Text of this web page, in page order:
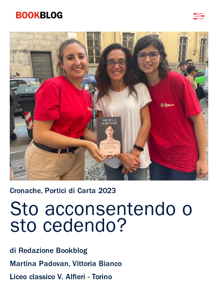
contenuto
Bookblog
Cronache, Portici di Carta 2023
Sto acconsentendo o
sto cedendo?
di Redazione Bookblog
Martina Padovan, Vittoria Bianco
Liceo classico V. Alfieri - Torino